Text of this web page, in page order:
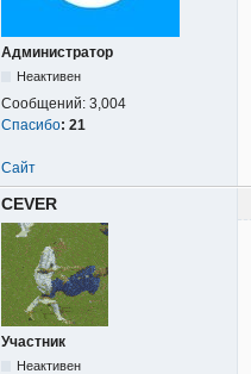
Администратор
Неактивен
Сообщений: 3,004
Спасибо: 21
Сайт
CEVER
Участник
Неактивен